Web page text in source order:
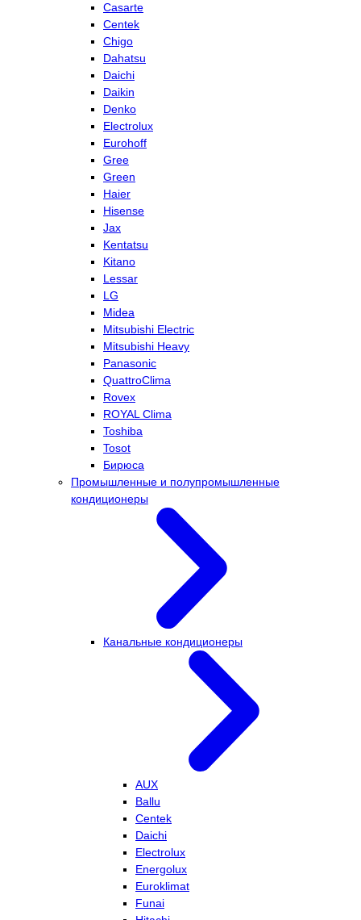
Casarte
Centek
Chigo
Dahatsu
Daichi
Daikin
Denko
Electrolux
Eurohoff
Gree
Green
Haier
Hisense
Jax
Kentatsu
Kitano
Lessar
LG
Midea
Mitsubishi Electric
Mitsubishi Heavy
Panasonic
QuattroClima
Rovex
ROYAL Clima
Toshiba
Tosot
Бирюса
Промышленные и полупромышленные
кондиционеры
Канальные кондиционеры
AUX
Ballu
Centek
Daichi
Electrolux
Energolux
Euroklimat
Funai